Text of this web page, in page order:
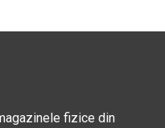
fizice din